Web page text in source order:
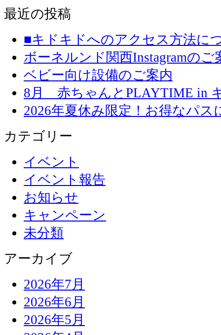
最近の投稿
■キドキドへのアクセス方法に
ボーネルンド関西Instagramのご
ベビー向け設備のご案内
8月 赤ちゃんとPLAYTIME in
2026年夏休み限定！お得なパス
カテゴリー
イベント
イベント報告
お知らせ
キャンペーン
未分類
アーカイブ
2026年7月
2026年6月
2026年5月